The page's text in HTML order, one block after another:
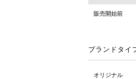
販売開始前
ブランドタイ
オリジナル